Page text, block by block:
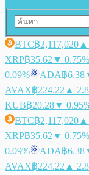
BTC฿2,117,020 ▲
XRP฿35.62 ▼ 0.75%
0.09%
ADA฿6.38
AVAX฿224.22 ▲
KUB฿20.28▼
BTC฿2,117,020 ▲
XRP฿35.62 ▼ 0.75%
0.09%
ADA฿6.38
AVAX฿224.22 ▲